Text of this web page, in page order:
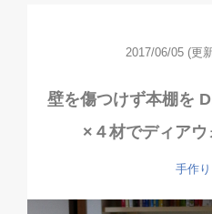
2017/06/05 (更
壁を傷つけず本棚を
×４材でディア
手作